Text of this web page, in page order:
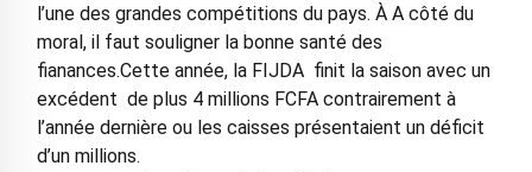
l’une des grandes compétitions du pays. À A côté du
moral, il faut souligner la bonne santé des
fianances.Cette année, la FIJDA finit la saison avec un
excédent de plus 4 millions FCFA contrairement à
l’année dernière ou les caisses présentaient un déficit
d’un millions.